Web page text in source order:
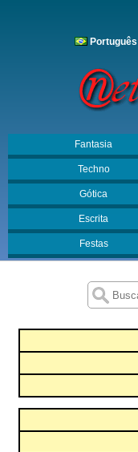
Português
Fantasia
Techno
Gótica
Escrita
Festas